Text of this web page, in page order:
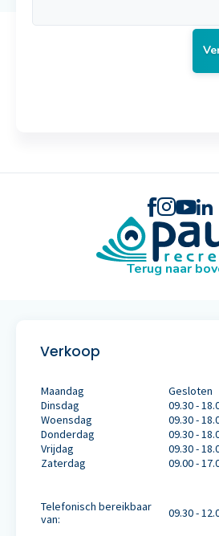
Terug naar
Verkoop
Maandag
Gesloten
Dinsdag
09.30 -
Woensdag
09.30 -
Donderdag
09.30 -
Vrijdag
09.30 -
Zaterdag
09.00 -
Telefonisch bereikbaar
van:
09.30 -